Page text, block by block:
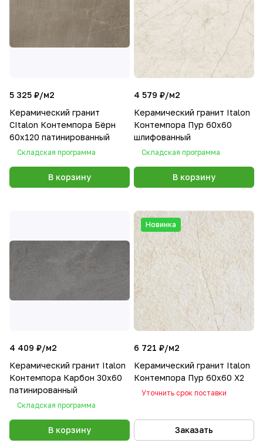
5 325 ₽/м2
Керамический гранит
CItalon Контемпора Бёрн
60х120 патинированный
Складская программа
В корзину
4 579 ₽/м2
Керамический гранит Italon
Контемпора Пур 60х60
шлифованный
Складская программа
В корзину
4 409 ₽/м2
Керамический гранит Italon
Контемпора Карбон 30х60
патинированный
Складская программа
В корзину
Новинка
6 721 ₽/м2
Керамический гранит Italon
Контемпора Пур 60х60 Х2
Уточнить срок поставки
Заказать